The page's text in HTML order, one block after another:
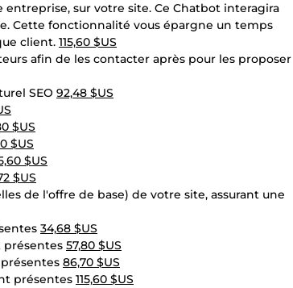
sur votre site. Ce Chatbot interagira
Cette fonctionnalité vous épargne un temps
client. 115,60 $US
afin de les contacter après pour les proposer
SEO 92,48 $US
$US
$US
$US
$US
de l'offre de base) de votre site, assurant une
34,68 $US
présentes 57,80 $US
86,70 $US
présentes 115,60 $US